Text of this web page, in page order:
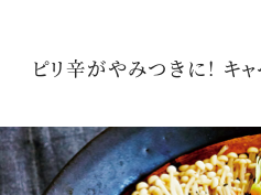
ピリ辛がやみつきに！ キ